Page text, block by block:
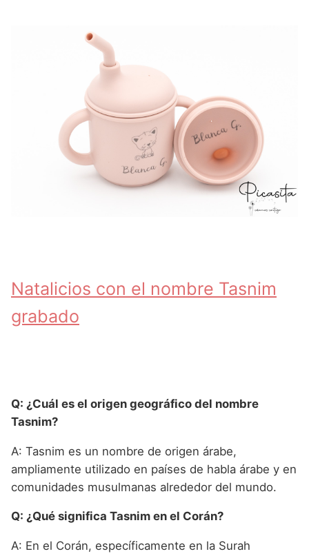
Natalicios con el nombre Tasnim
grabado
Q: ¿Cuál es el origen geográfico del nombre
Tasnim?
A: Tasnim es un nombre de origen árabe,
ampliamente utilizado en países de habla árabe y en
comunidades musulmanas alrededor del mundo.
Q: ¿Qué significa Tasnim en el Corán?
A: En el Corán, específicamente en la Surah